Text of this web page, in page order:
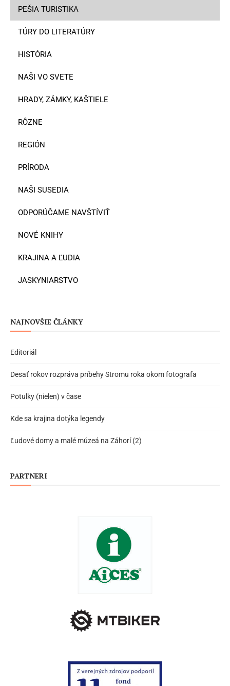
PEŠIA TURISTIKA
TÚRY DO LITERATÚRY
HISTÓRIA
NAŠI VO SVETE
HRADY, ZÁMKY, KAŠTIELE
RÔZNE
REGIÓN
PRÍRODA
NAŠI SUSEDIA
ODPORÚČAME NAVŠTÍVIŤ
NOVÉ KNIHY
KRAJINA A ĽUDIA
JASKYNIARSTVO
NAJNOVŠIE ČLÁNKY
Editoriál
Desať rokov rozpráva príbehy Stromu roka okom fotografa
Potulky (nielen) v čase
Kde sa krajina dotýka legendy
Ľudové domy a malé múzeá na Záhorí (2)
PARTNERI